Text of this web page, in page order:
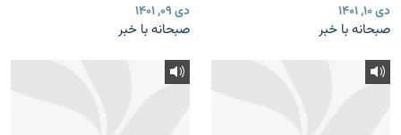
دی ۱۰, ۱۴۰۱
صبحانه با خبر
دی ۰۹, ۱۴۰۱
صبحانه با خبر